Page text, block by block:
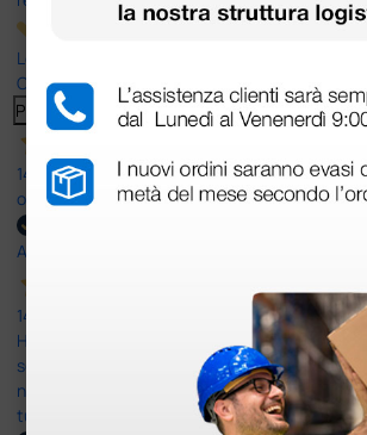
Le nostre recensioni a 4 e 5 stelle.
Clicca qui per leggerle tutte >
Precedente
Successivo
14 Luglio 2026
ottima
Acquirente verificato
14 Luglio 2026
Ho acquistato un ecografo da Doctor Shop e
soddisfatto dell'esperienza. Apparecchiatura
nei tempi previsti e un servizio clienti
tutti i miei dubbi prima dell'acquisto.